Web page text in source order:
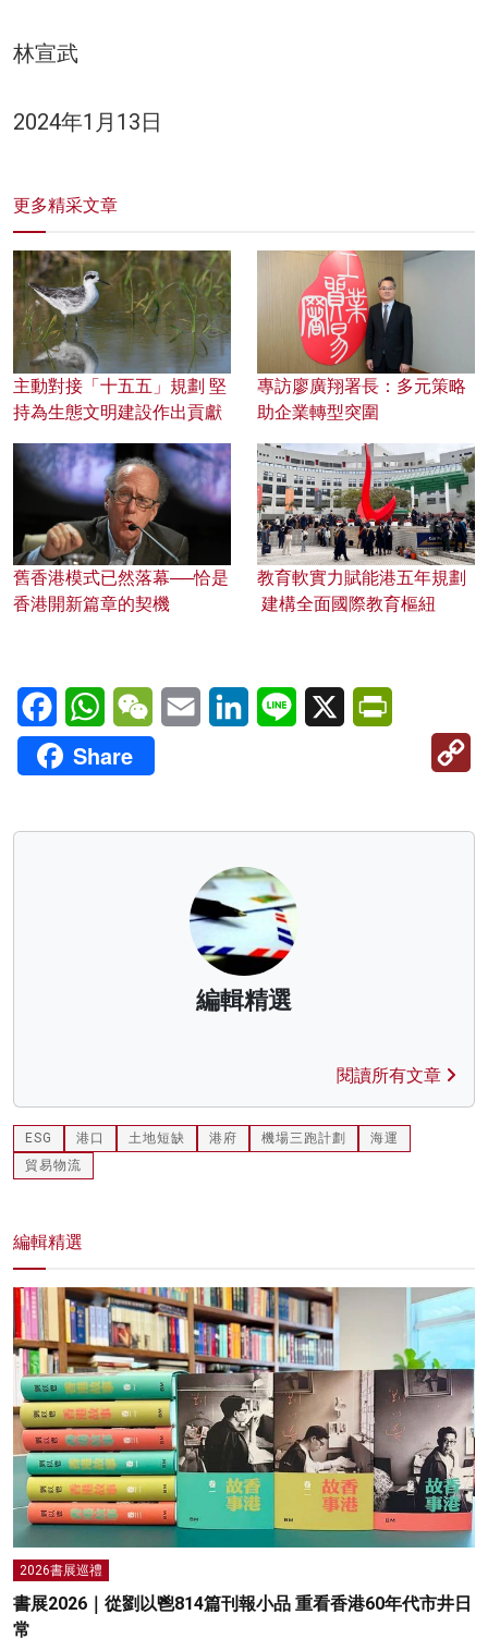
林宣武
2024年1月13日
更多精采文章
主動對接「十五五」規劃 堅
持為生態文明建設作出貢獻
專訪廖廣翔署長：多元策略
助企業轉型突圍
舊香港模式已然落幕──恰是
香港開新篇章的契機
教育軟實力賦能港五年規劃
建構全面國際教育樞紐
FacebookWhatsAppWeChatEmail LinkedInLine X
Share
編輯精選
閱讀所有文章
ESG 港口 土地短缺 港府 機場三跑計劃
海運
貿易物流
編輯精選
2026書展巡禮
書展2026｜從劉以鬯814篇刊報小品 重看香港60年代市井日
常